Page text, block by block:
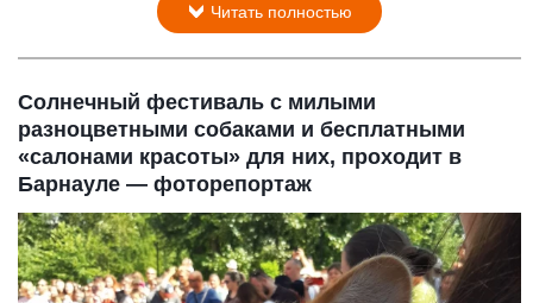
Читать полностью
Солнечный фестиваль с милыми
разноцветными собаками и бесплатными
«салонами красоты» для них, проходит в
Барнауле — фоторепортаж